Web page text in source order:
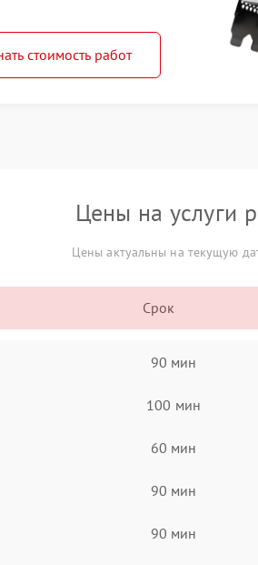
стоимость работ
Цены на услуги
Цены актуальны на текущую
Срок
90 мин
100 мин
60 мин
90 мин
90 мин